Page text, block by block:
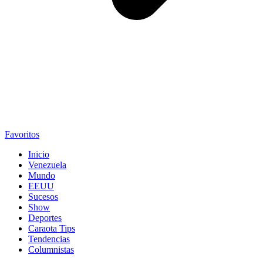
Favoritos
Inicio
Venezuela
Mundo
EEUU
Sucesos
Show
Deportes
Caraota Tips
Tendencias
Columnistas